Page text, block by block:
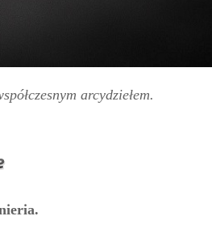
arcydziełem.